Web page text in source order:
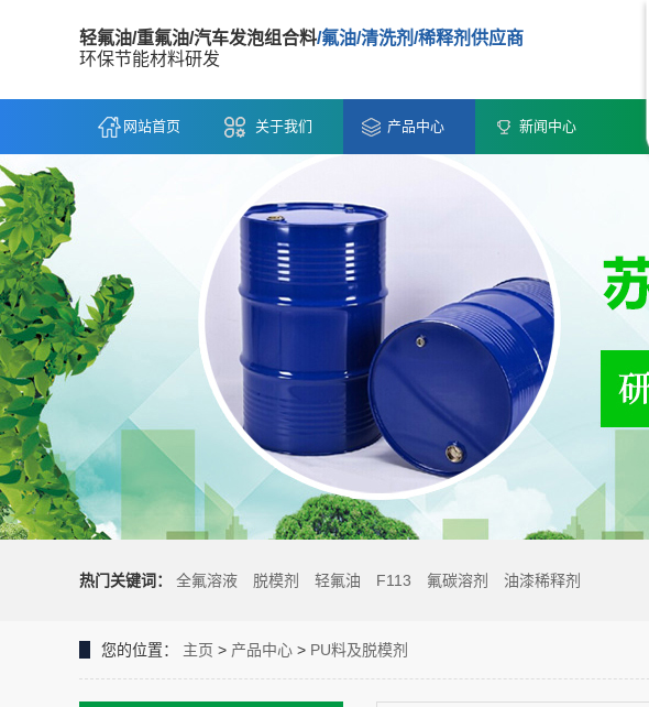
轻氟油/重氟油/汽车发泡组合料/氟油/清洗剂/稀释剂供应商
环保节能材料研发
网站首页 关于我们 产品中心 新闻中心
热门关键词： 全氟溶液 脱模剂 轻氟油 F113 氟碳溶剂 油漆稀释剂
您的位置： 主页 > 产品中心 > PU料及脱模剂